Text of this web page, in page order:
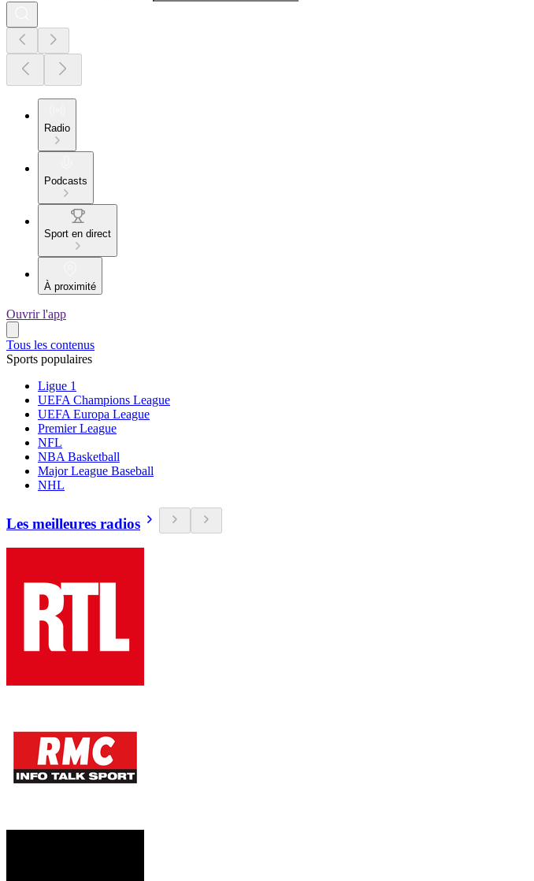
Radio
Podcasts
Sport en direct
À proximité
Ouvrir l'app
Tous les contenus
Sports populaires
Ligue 1
UEFA Champions League
UEFA Europa League
Premier League
NFL
NBA Basketball
Major League Baseball
NHL
Les meilleures radios